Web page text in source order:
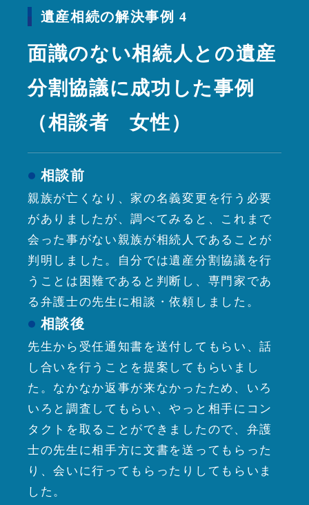
遺産相続の解決事例 4
面識のない相続人との遺産
分割協議に成功した事例
（相談者 女性）
相談前
親族が亡くなり、家の名義変更を行う必要
がありましたが、調べてみると、これまで
会った事がない親族が相続人であることが
判明しました。自分では遺産分割協議を行
うことは困難であると判断し、専門家であ
る弁護士の先生に相談・依頼しました。
相談後
先生から受任通知書を送付してもらい、話
し合いを行うことを提案してもらいまし
た。なかなか返事が来なかったため、いろ
いろと調査してもらい、やっと相手にコン
タクトを取ることができましたので、弁護
士の先生に相手方に文書を送ってもらった
り、会いに行ってもらったりしてもらいま
した。